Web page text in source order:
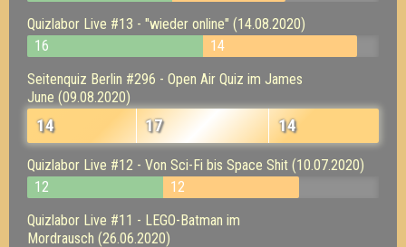
Quizlabor Live #13 - "wieder online" (14.08.2020)
16
14
Seitenquiz Berlin #296 - Open Air Quiz im James
June (09.08.2020)
14 17 14
Quizlabor Live #12 - Von Sci-Fi bis Space Shit (10.07.2020)
12
12
Quizlabor Live #11 - LEGO-Batman im
Mordrausch (26.06.2020)